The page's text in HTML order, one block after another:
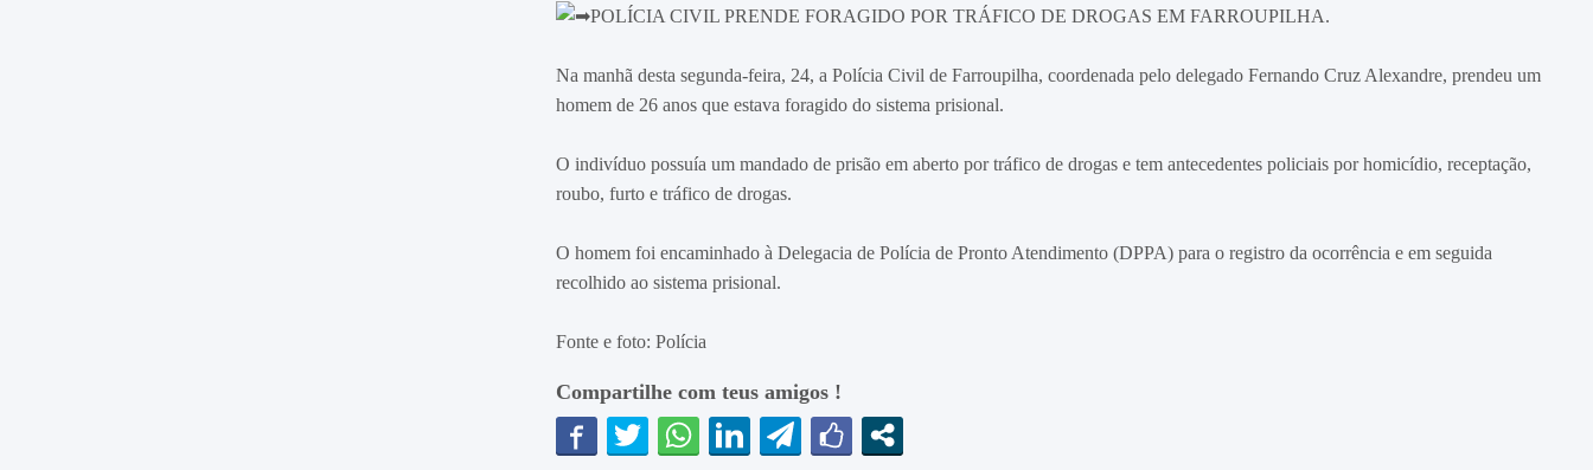
POLÍCIA CIVIL PRENDE FORAGIDO POR TRÁFICO DE DROGAS EM FARROUPILHA.
Na manhã desta segunda-feira, 24, a Polícia Civil de Farroupilha, coordenada pelo delegado Fernando Cruz Alexandre, prendeu um
homem de 26 anos que estava foragido do sistema prisional.
O indivíduo possuía um mandado de prisão em aberto por tráfico de drogas e tem antecedentes policiais por homicídio, receptação,
roubo, furto e tráfico de drogas.
O homem foi encaminhado à Delegacia de Polícia de Pronto Atendimento (DPPA) para o registro da ocorrência e em seguida
recolhido ao sistema prisional.
Fonte e foto: Polícia
Compartilhe com teus amigos !